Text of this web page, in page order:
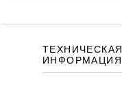
ТЕХНИЧЕСКАЯ
ИНФОРМАЦИЯ